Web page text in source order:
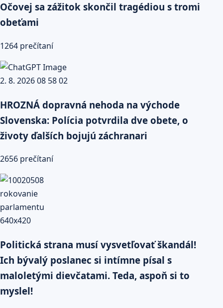
Očovej sa zážitok skončil tragédiou s tromi
obeťami
1264 prečítaní
HROZNÁ dopravná nehoda na východe
Slovenska: Polícia potvrdila dve obete, o
životy ďalších bojujú záchranari
2656 prečítaní
Politická strana musí vysvetľovať škandál!
Ich bývalý poslanec si intímne písal s
maloletými dievčatami. Teda, aspoň si to
myslel!